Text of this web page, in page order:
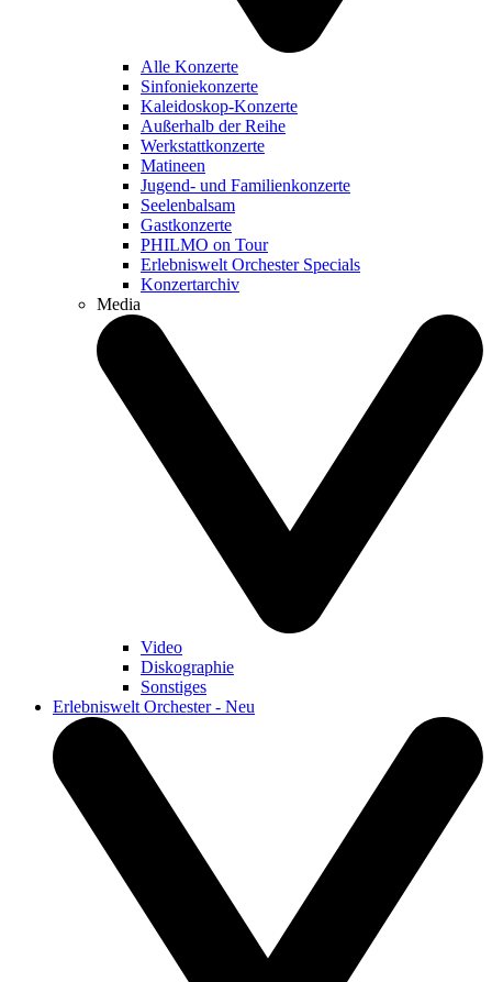
Alle Konzerte
Sinfoniekonzerte
Kaleidoskop-Konzerte
Außerhalb der Reihe
Werkstattkonzerte
Matineen
Jugend- und Familienkonzerte
Seelenbalsam
Gastkonzerte
PHILMO on Tour
Erlebniswelt Orchester Specials
Konzertarchiv
Media
Video
Diskographie
Sonstiges
Erlebniswelt Orchester - Neu